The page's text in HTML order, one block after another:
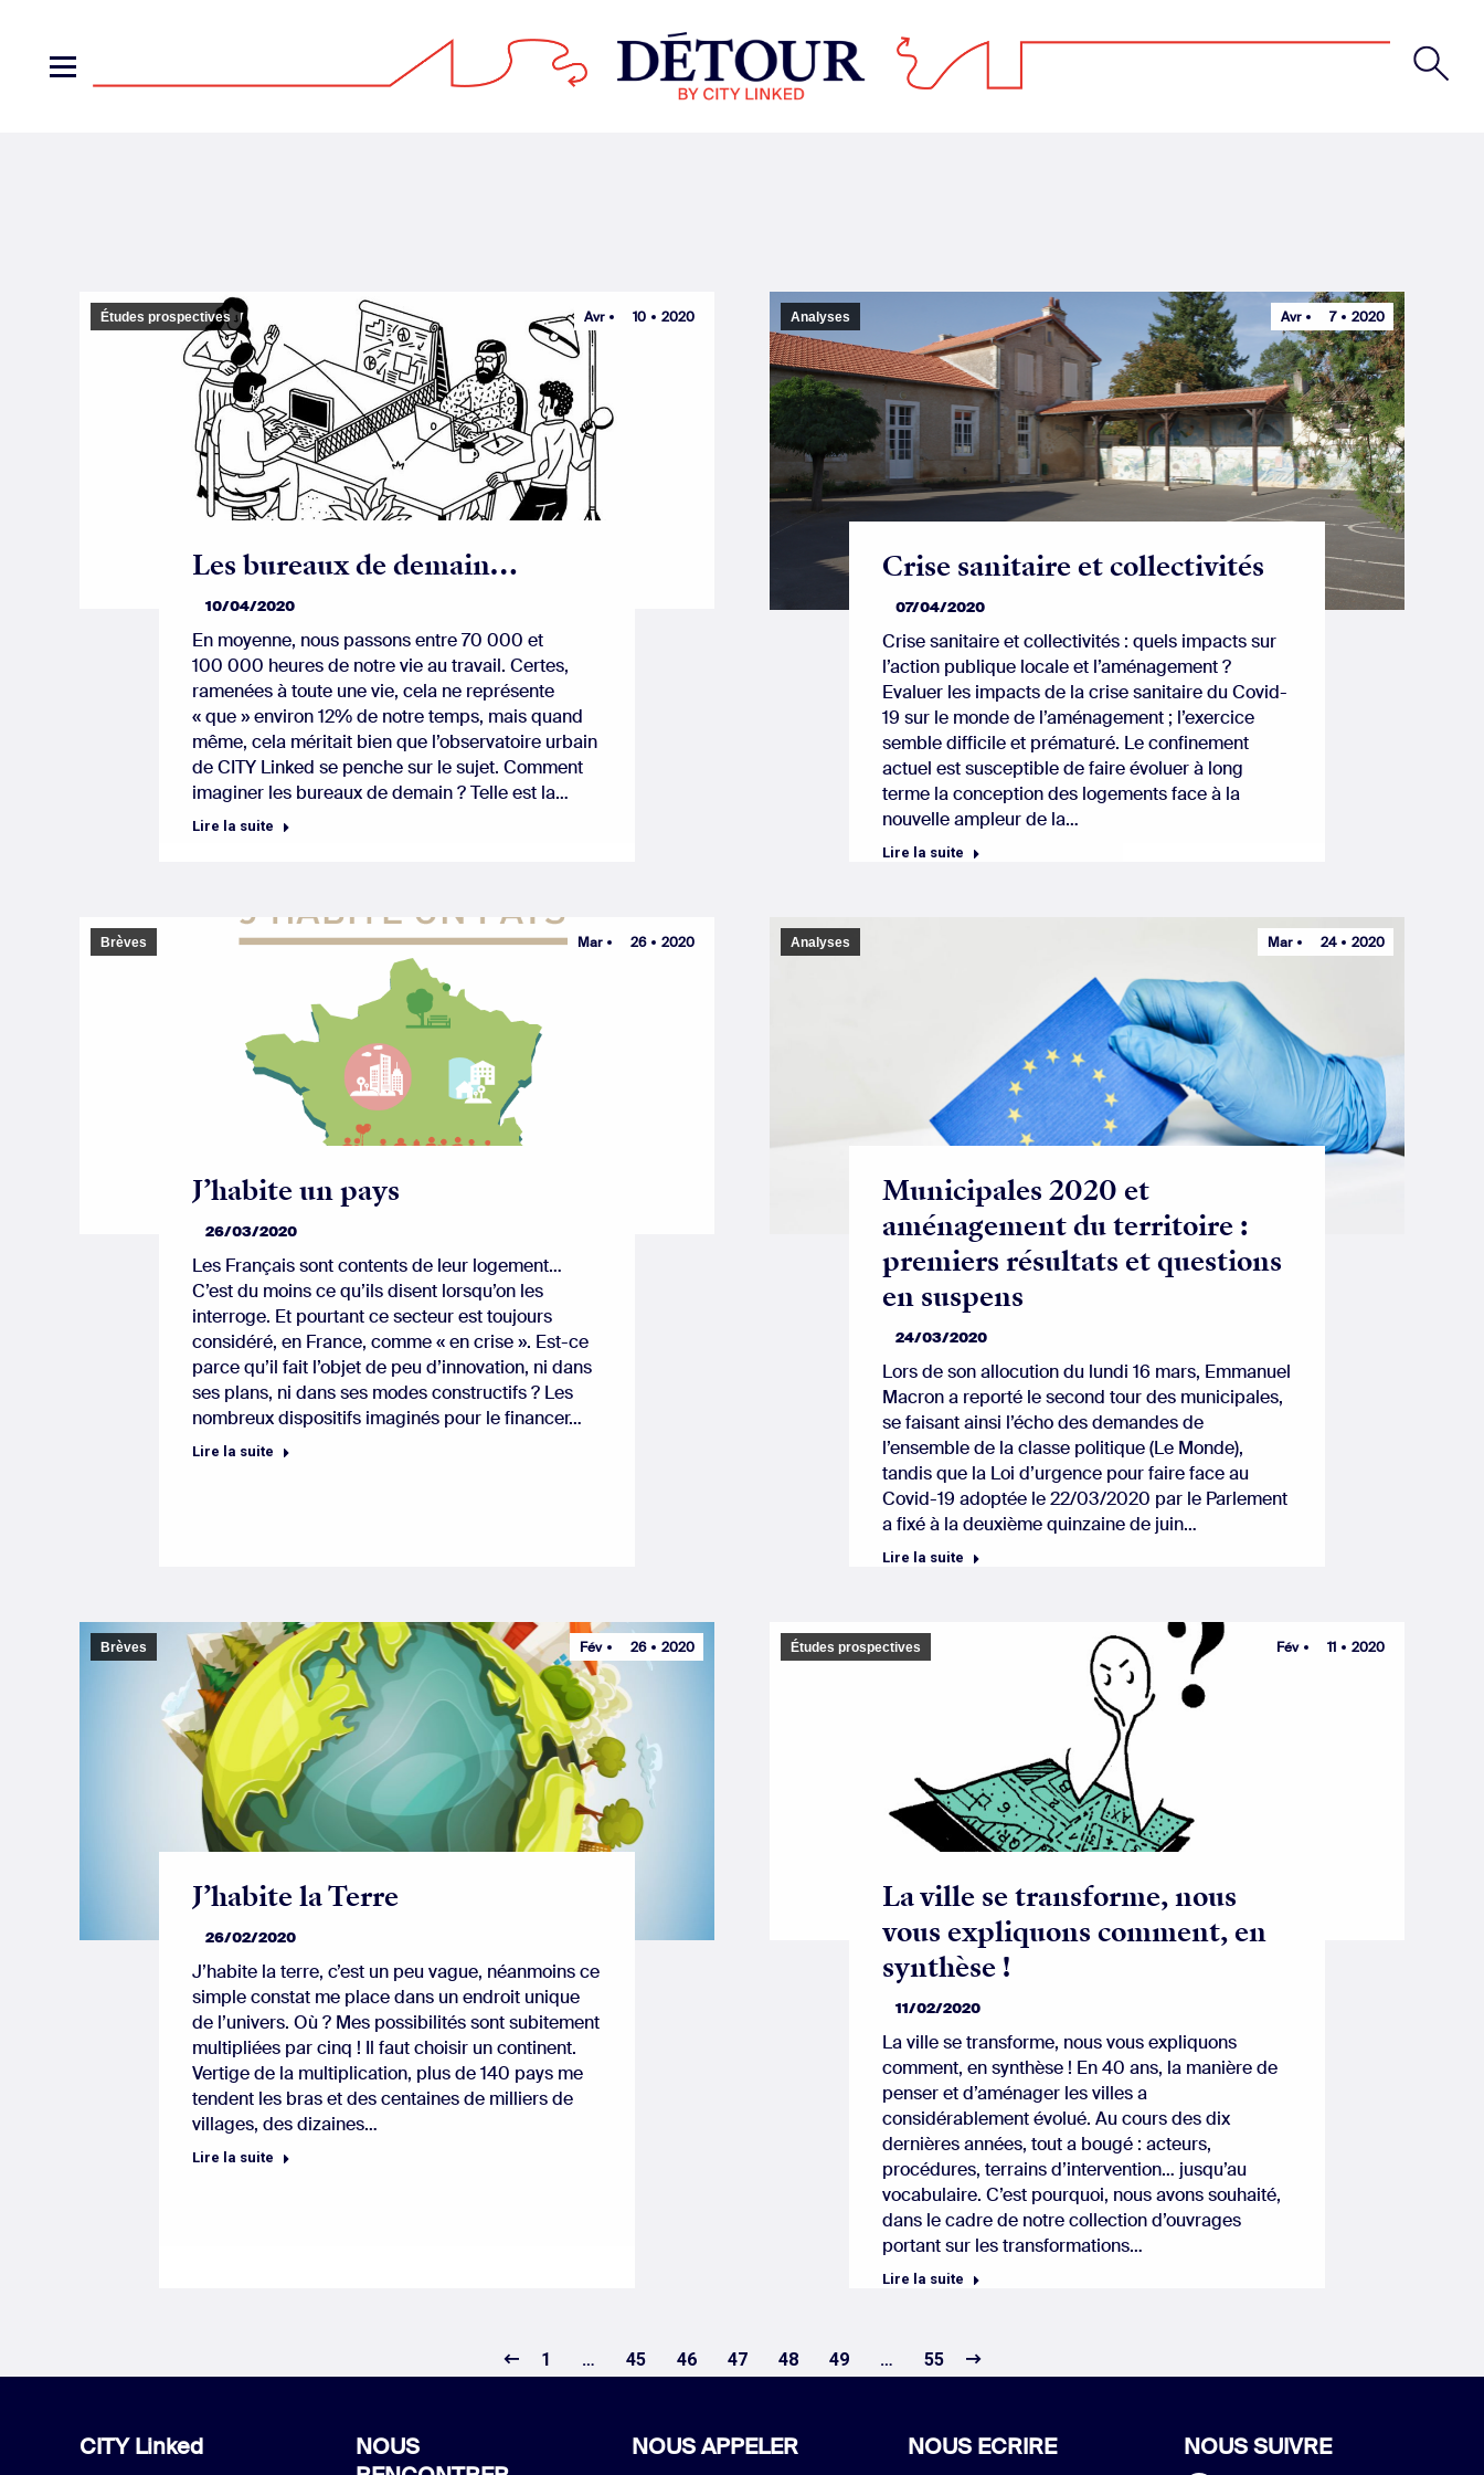
Avr 10 2020
Études prospectives
Les bureaux de demain…
10/04/2020
En moyenne, nous passons entre 70 000 et
100 000 heures de notre vie au travail. Certes,
ramenées à toute une vie, cela ne représente
« que » environ 12% de notre temps, mais quand
même, cela méritait bien que l’observatoire urbain
de CITY Linked se penche sur le sujet. Comment
imaginer les bureaux de demain ? Telle est la…
Lire la suite
Avr 7 2020
Analyses
Crise sanitaire et collectivités
07/04/2020
Crise sanitaire et collectivités : quels impacts sur
l’action publique locale et l’aménagement ?
Evaluer les impacts de la crise sanitaire du Covid-
19 sur le monde de l’aménagement ; l’exercice
semble difficile et prématuré. Le confinement
actuel est susceptible de faire évoluer à long
terme la conception des logements face à la
nouvelle ampleur de la…
Lire la suite
Mar 26 2020
Brèves
J’habite un pays
26/03/2020
Les Français sont contents de leur logement…
C’est du moins ce qu’ils disent lorsqu’on les
interroge. Et pourtant ce secteur est toujours
considéré, en France, comme « en crise ». Est-ce
parce qu’il fait l’objet de peu d’innovation, ni dans
ses plans, ni dans ses modes constructifs ? Les
nombreux dispositifs imaginés pour le financer…
Lire la suite
Mar 24 2020
Analyses
Municipales 2020 et
aménagement du territoire :
premiers résultats et questions
en suspens
24/03/2020
Lors de son allocution du lundi 16 mars, Emmanuel
Macron a reporté le second tour des municipales,
se faisant ainsi l’écho des demandes de
l’ensemble de la classe politique (Le Monde),
tandis que la Loi d’urgence pour faire face au
Covid-19 adoptée le 22/03/2020 par le Parlement
a fixé à la deuxième quinzaine de juin…
Lire la suite
Fév 26 2020
Brèves
J’habite la Terre
26/02/2020
J’habite la terre, c’est un peu vague, néanmoins ce
simple constat me place dans un endroit unique
de l’univers. Où ? Mes possibilités sont subitement
multipliées par cinq ! Il faut choisir un continent.
Vertige de la multiplication, plus de 140 pays me
tendent les bras et des centaines de milliers de
villages, des dizaines…
Lire la suite
Fév 11 2020
Études prospectives
La ville se transforme, nous
vous expliquons comment, en
synthèse !
11/02/2020
La ville se transforme, nous vous expliquons
comment, en synthèse ! En 40 ans, la manière de
penser et d’aménager les villes a
considérablement évolué. Au cours des dix
dernières années, tout a bougé : acteurs,
procédures, terrains d’intervention… jusqu’au
vocabulaire. C’est pourquoi, nous avons souhaité,
dans le cadre de notre collection d’ouvrages
portant sur les transformations…
Lire la suite
1 … 45 46 47 48 49 … 55
CITY Linked
NOUS
NOUS APPELER NOUS ECRIRE NOUS SUIVRE